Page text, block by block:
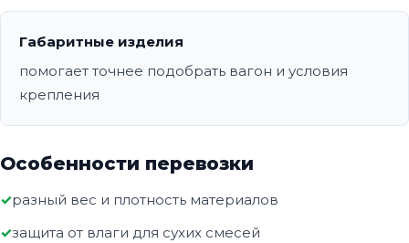
Габаритные изделия
помогает точнее подобрать вагон и условия
крепления
Особенности перевозки
разный вес и плотность материалов
защита от влаги для сухих смесей